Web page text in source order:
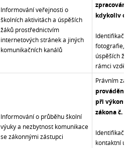
Informování veřejnosti o
školních aktivitách a úspěších
žáků prostřednictvím
internetových stránek a jiných
komunikačních kanálů
kdykoliv
Identifikační
fotografie,
úspěších
rámci
Informování o průběhu školní
výuky a nezbytnost komunikace
se zákonnými zástupci
Právním
při výkonu
zákona č.
Identifikační
kontaktní